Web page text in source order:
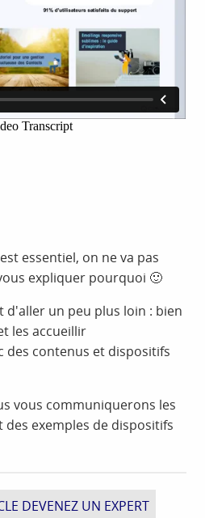
essentiel, on ne va pas
expliquer pourquoi 🙂
un peu plus loin : bien
les accueillir
des contenus et dispositifs
vous communiquerons les
exemples de dispositifs
DEVENEZ UN EXPERT